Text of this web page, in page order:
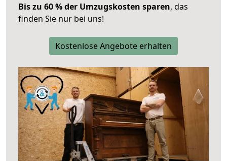
Bis zu 60 % der Umzugskosten sparen, das
finden Sie nur bei uns!
Kostenlose Angebote erhalten